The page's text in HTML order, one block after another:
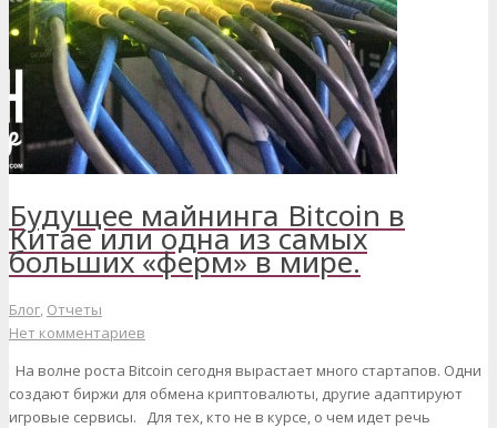
Будущее майнинга Bitcoin в
Китае или одна из самых
больших «ферм» в мире.
Блог, Отчеты
Нет комментариев
На волне роста Bitcoin сегодня вырастает много стартапов. Одни
создают биржи для обмена криптовалюты, другие адаптируют
игровые сервисы. Для тех, кто не в курсе, о чем идет речь